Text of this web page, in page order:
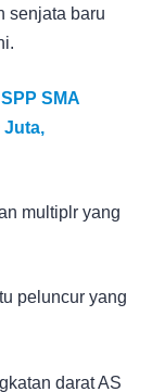
senjata baru
SMA
Juta,
multiplr yang
peluncur yang
darat AS